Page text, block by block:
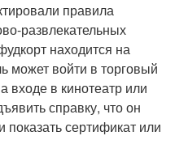
правила
развлекательных
находится на
может войти в торговый
входе в кинотеатр или
справку, что он
сертификат или